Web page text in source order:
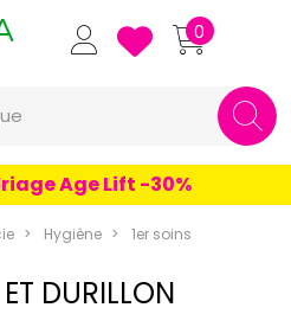
Pharmaforce Grande
0
Age Lift -30%
Hygiène 1er soins
DURILLON